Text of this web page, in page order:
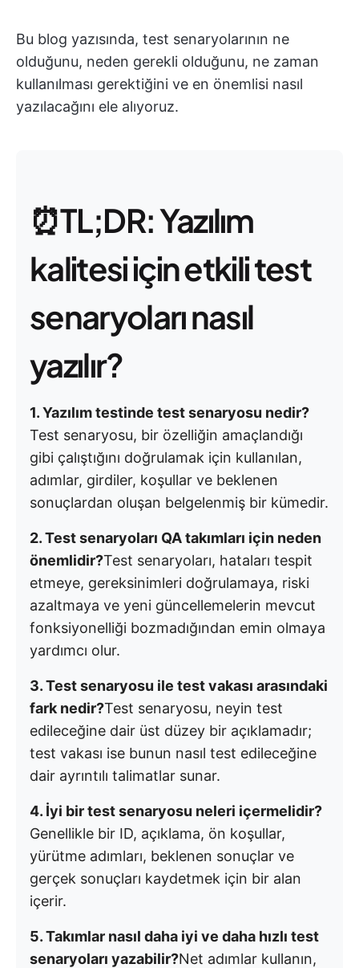
Bu blog yazısında, test senaryolarının ne
olduğunu, neden gerekli olduğunu, ne zaman
kullanılması gerektiğini ve en önemlisi nasıl
yazılacağını ele alıyoruz.
⏰TL;DR: Yazılım
kalitesi için etkili test
senaryoları nasıl
yazılır?
1. Yazılım testinde test senaryosu nedir?
Test senaryosu, bir özelliğin amaçlandığı
gibi çalıştığını doğrulamak için kullanılan,
adımlar, girdiler, koşullar ve beklenen
sonuçlardan oluşan belgelenmiş bir kümedir.
2. Test senaryoları QA takımları için neden
önemlidir?Test senaryoları, hataları tespit
etmeye, gereksinimleri doğrulamaya, riski
azaltmaya ve yeni güncellemelerin mevcut
fonksiyonelliği bozmadığından emin olmaya
yardımcı olur.
3. Test senaryosu ile test vakası arasındaki
fark nedir?Test senaryosu, neyin test
edileceğine dair üst düzey bir açıklamadır;
test vakası ise bunun nasıl test edileceğine
dair ayrıntılı talimatlar sunar.
4. İyi bir test senaryosu neleri içermelidir?
Genellikle bir ID, açıklama, ön koşullar,
yürütme adımları, beklenen sonuçlar ve
gerçek sonuçları kaydetmek için bir alan
içerir.
5. Takımlar nasıl daha iyi ve daha hızlı test
senaryoları yazabilir?Net adımlar kullanın,